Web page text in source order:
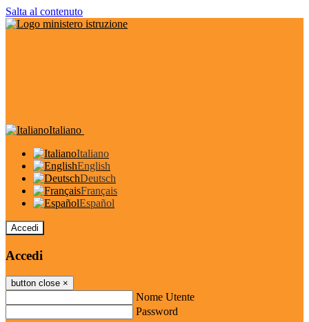
Salta al contenuto
Italiano
Italiano
English
Deutsch
Français
Español
Accedi
Accedi
button close ×
Nome Utente
Password